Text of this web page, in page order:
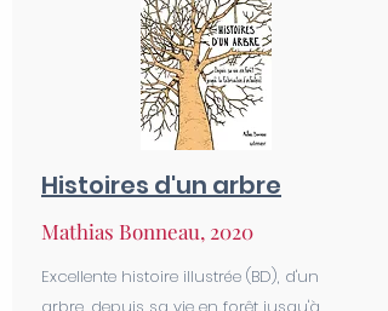
Histoires d'un arbre
Mathias Bonneau, 2020
Excellente histoire illustrée (BD), d'un